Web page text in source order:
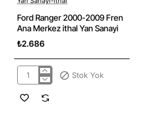
Stok Yok
Ford Ranger 2000-2009 Fren
Ana Merkez ithal Yan Sanayi
₺2.686
Ford
2000-
Stok Yok